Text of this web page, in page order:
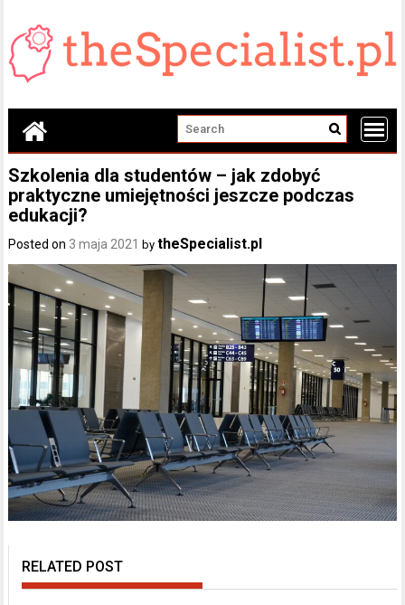
content
Szkolenia dla studentów – jak zdobyć
praktyczne umiejętności jeszcze podczas
edukacji?
Posted on 3 maja 2021 bytheSpecialist.pl
RELATED POST